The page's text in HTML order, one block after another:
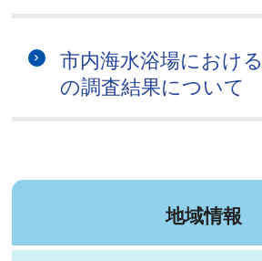
市内海水浴場におけ
の調査結果について
地域情報